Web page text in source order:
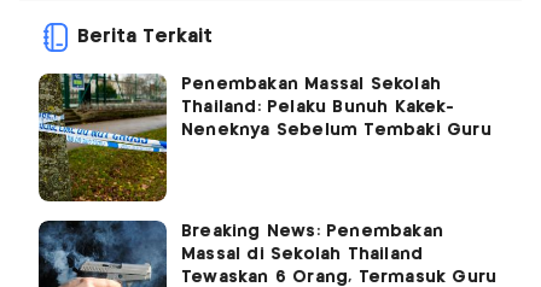
Berita Terkait
Penembakan Massal Sekolah
Thailand: Pelaku Bunuh Kakek-
Neneknya Sebelum Tembaki Guru
Breaking News: Penembakan
Massal di Sekolah Thailand
Tewaskan 6 Orang, Termasuk Guru